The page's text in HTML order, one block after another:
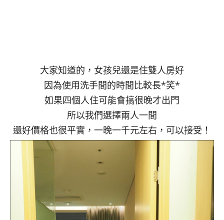
大家知道的，女孩兒還是住雙人房好
因為使用洗手間的時間比較長*笑*
如果四個人住可能會搞很晚才出門
所以我們選擇兩人一間
還好價格也很平實，一晚一千元左右，可以接受！